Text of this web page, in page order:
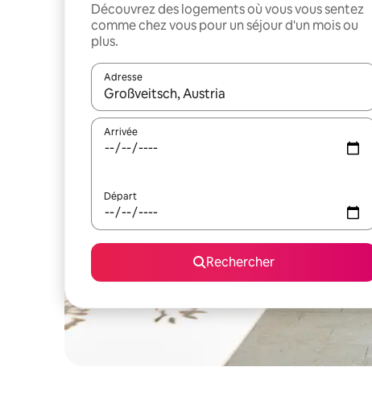
Découvrez des logements où vous vous sentez
comme chez vous pour un séjour d'un mois ou
plus.
Adresse
Lorsque les résultats s'affichent, utilisez les flèches
Arrivée
Départ
Rechercher